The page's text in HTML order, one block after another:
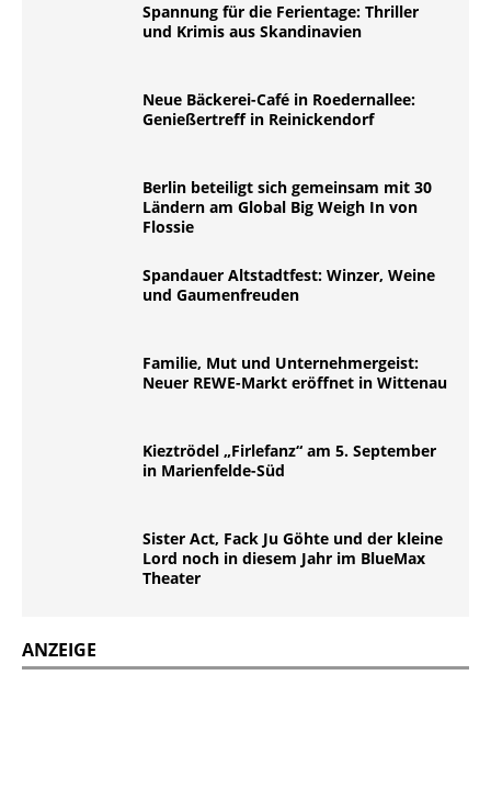
Spannung für die Ferientage: Thriller
und Krimis aus Skandinavien
Neue Bäckerei-Café in Roedernallee:
Genießertreff in Reinickendorf
Berlin beteiligt sich gemeinsam mit 30
Ländern am Global Big Weigh In von
Flossie
Spandauer Altstadtfest: Winzer, Weine
und Gaumenfreuden
Familie, Mut und Unternehmergeist:
Neuer REWE-Markt eröffnet in Wittenau
Kieztrödel „Firlefanz“ am 5. September
in Marienfelde-Süd
Sister Act, Fack Ju Göhte und der kleine
Lord noch in diesem Jahr im BlueMax
Theater
ANZEIGE